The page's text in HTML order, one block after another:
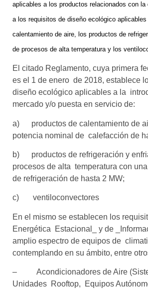
aplicables a los productos relacionados con
a los requisitos de diseño ecológico
calentamiento de aire, los productos de
de procesos de alta temperatura y los
El citado Reglamento, cuya primera
es el 1 de enero de 2018, establece
diseño ecológico aplicables a la
mercado y/o puesta en servicio de:
a) productos de calentamiento de
potencia nominal de calefacción de
b) productos de refrigeración y
procesos de alta temperatura con
de refrigeración de hasta 2 MW;
c) ventiloconvectores
En el mismo se establecen los
Energética Estacional_ y de
amplio espectro de equipos de
contemplando en su ámbito, entre
– Acondicionadores de Aire
Unidades Rooftop, Equipos